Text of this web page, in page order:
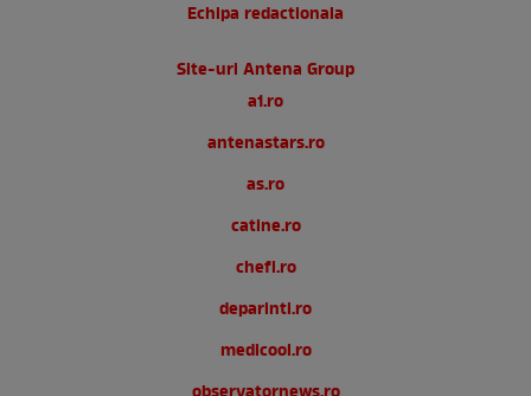
Echipa redactionala
Site-uri Antena Group
a1.ro
antenastars.ro
as.ro
catine.ro
chefi.ro
deparinti.ro
medicool.ro